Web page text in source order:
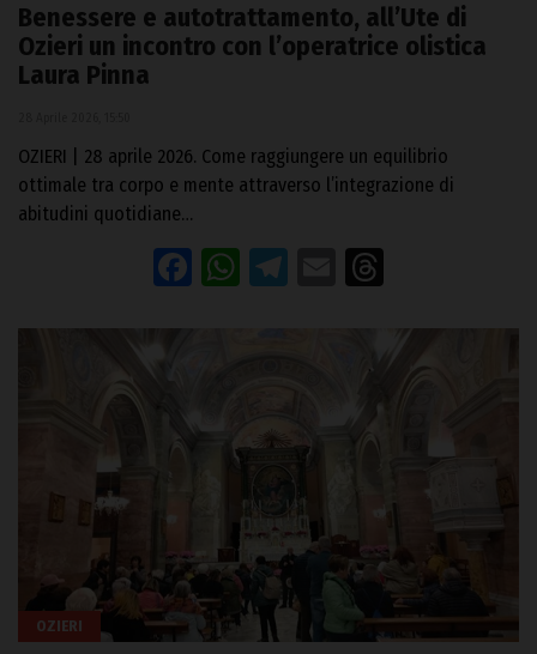
Benessere e autotrattamento, all’Ute di
Ozieri un incontro con l’operatrice olistica
Laura Pinna
OZIERI | 28 aprile 2026. Come raggiungere un equilibrio
ottimale tra corpo e mente attraverso l’integrazione di
abitudini quotidiane…
Facebook
WhatsApp
Telegram
Email
OZIERI